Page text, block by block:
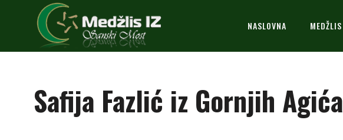
NASLOVNA MEDŽLIS
Safija Fazlić iz Gornjih Agića